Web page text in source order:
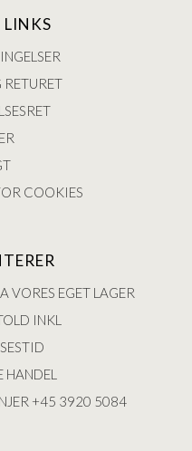
RETURET
COOKIES
VORES EGET LAGER
INKL
+45 3920 5084